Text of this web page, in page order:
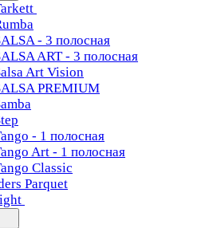
- 3 полосная
ART - 3 полосная
Art Vision
PREMIUM
- 1 полосная
Art - 1 полосная
Classiс
Parquet